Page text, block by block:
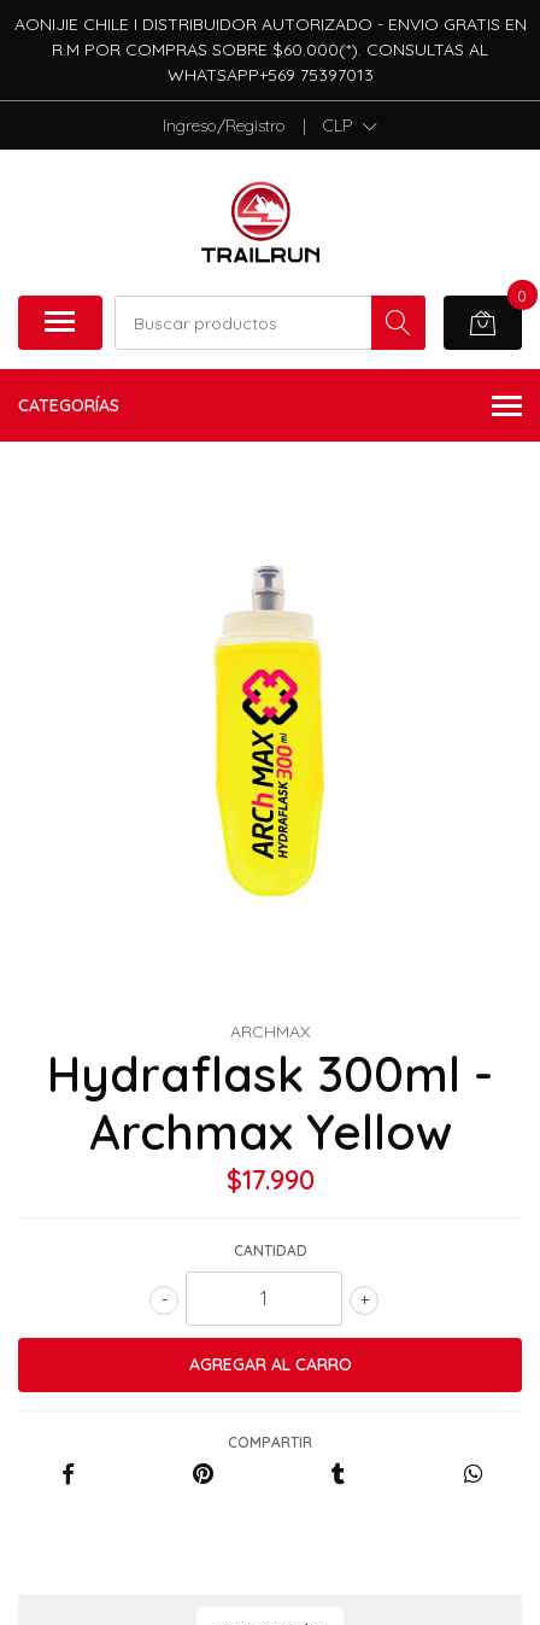
AONIJIE CHILE I DISTRIBUIDOR AUTORIZADO - ENVIO GRATIS EN
R.M POR COMPRAS SOBRE $60.000(*). CONSULTAS AL
WHATSAPP+569 75397013
Ingreso/Registro | CLP
0
CATEGORÍAS
ARCHMAX
Hydraflask 300ml -
Archmax Yellow
$17.990
CANTIDAD
+
-
COMPARTIR